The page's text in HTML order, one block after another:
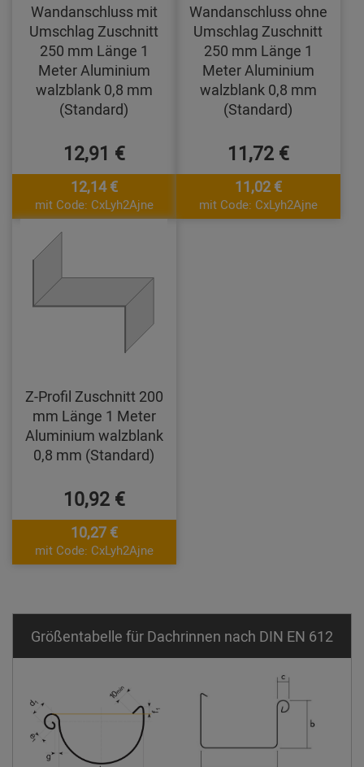
Wandanschluss mit
Umschlag Zuschnitt
250 mm Länge 1
Meter Aluminium
walzblank 0,8 mm
(Standard)
12,91 €
12,14 €
mit Code: CxLyh2Ajne
Wandanschluss ohne
Umschlag Zuschnitt
250 mm Länge 1
Meter Aluminium
walzblank 0,8 mm
(Standard)
11,72 €
11,02 €
mit Code: CxLyh2Ajne
Z-Profil Zuschnitt 200
mm Länge 1 Meter
Aluminium walzblank
0,8 mm (Standard)
10,92 €
10,27 €
mit Code: CxLyh2Ajne
Größentabelle für Dachrinnen nach DIN EN 612